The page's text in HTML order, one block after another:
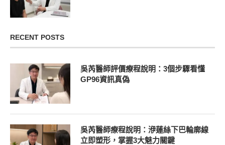
RECENT POSTS
吳芮醫師評價療程說明：3個步驟看懂
GP96資訊真偽
吳芮醫師療程說明：洢蓮絲下巴輪廓線
立即塑形，掌握3大魅力關鍵